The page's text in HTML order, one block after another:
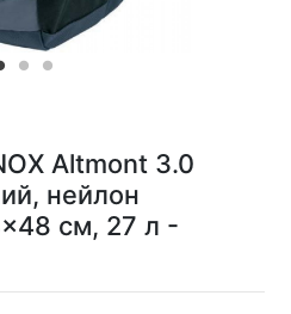
Altmont 3.0
нейлон
см, 27 л -